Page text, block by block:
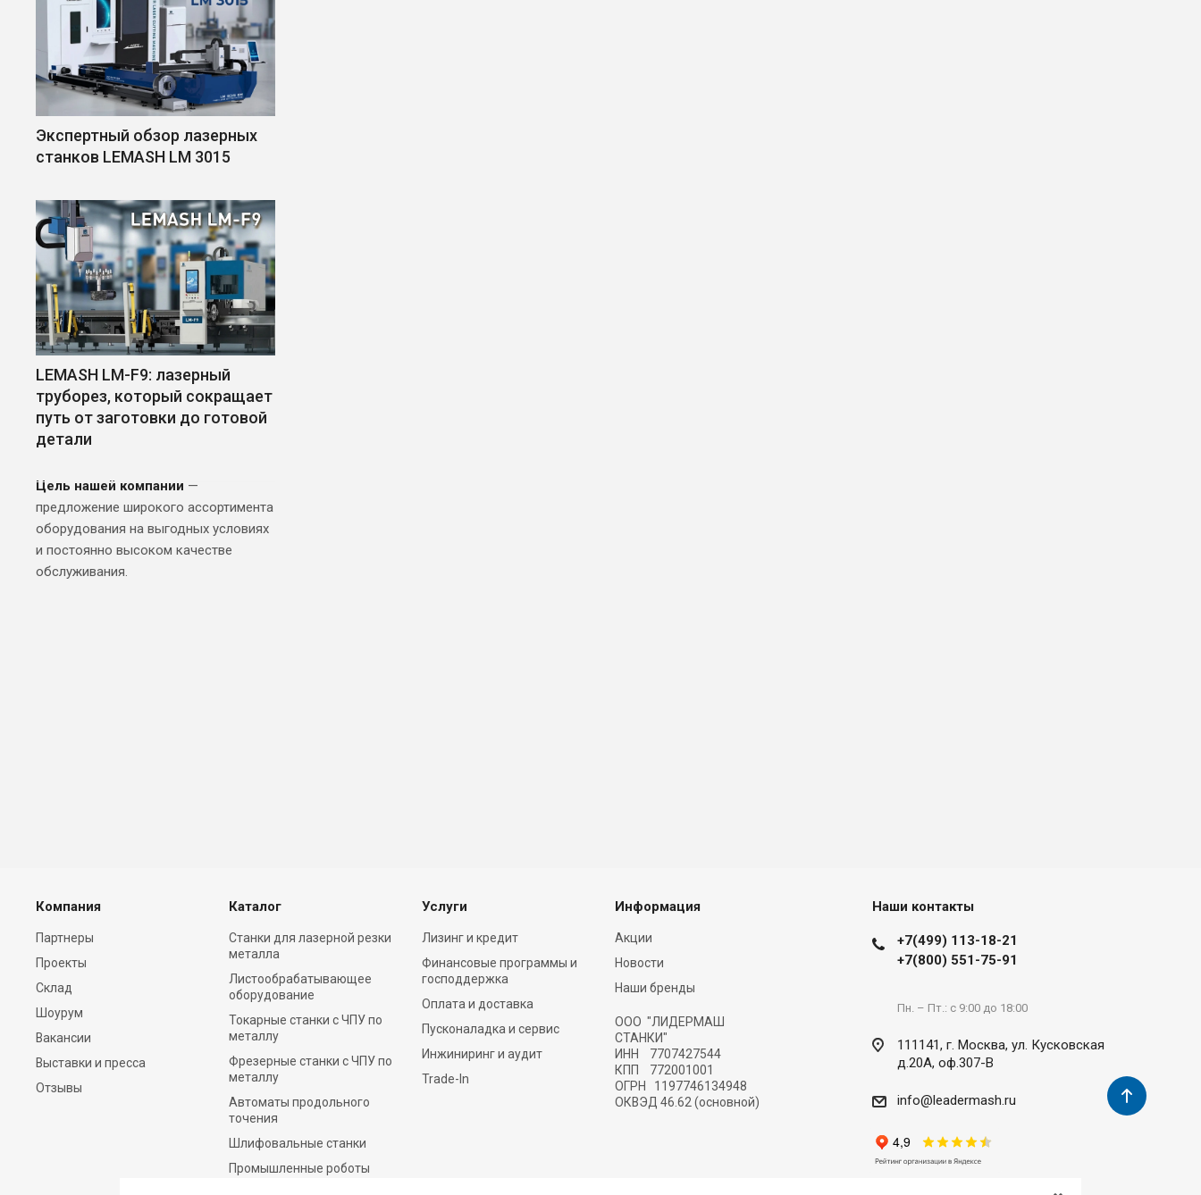
Экспертный обзор лазерных
станков LEMASH LM 3015
LEMASH LM-F9: лазерный
труборез, который сокращает
путь от заготовки до готовой
детали
Цель нашей компании —
предложение широкого ассортимента
оборудования на выгодных условиях
и постоянно высоком качестве
обслуживания.
Компания
Партнеры
Проекты
Склад
Шоурум
Вакансии
Выставки и пресса
Отзывы
Каталог
Станки для лазерной резки
металла
Листообрабатывающее
оборудование
Токарные станки с ЧПУ по
металлу
Фрезерные станки c ЧПУ по
металлу
Автоматы продольного
точения
Шлифовальные станки
Промышленные роботы
Услуги
Лизинг и кредит
Финансовые программы и
господдержка
Оплата и доставка
Пусконаладка и сервис
Инжиниринг и аудит
Trade-In
Информация
Акции
Новости
Наши бренды
ООО "ЛИДЕРМАШ
СТАНКИ"
ИНН 7707427544
КПП 772001001
ОГРН 1197746134948
ОКВЭД 46.62 (основной)
Наши контакты
+7(499) 113-18-21
+7(800) 551-75-91
Пн. – Пт.: с 9:00 до 18:00
111141, г. Москва, ул. Кусковская
д.20А, оф.307-В
info@leadermash.ru